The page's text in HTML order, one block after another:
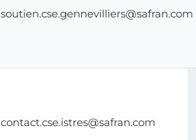
soutien.cse.gennevilliers@safran.com
contact.cse.istres@safran.com